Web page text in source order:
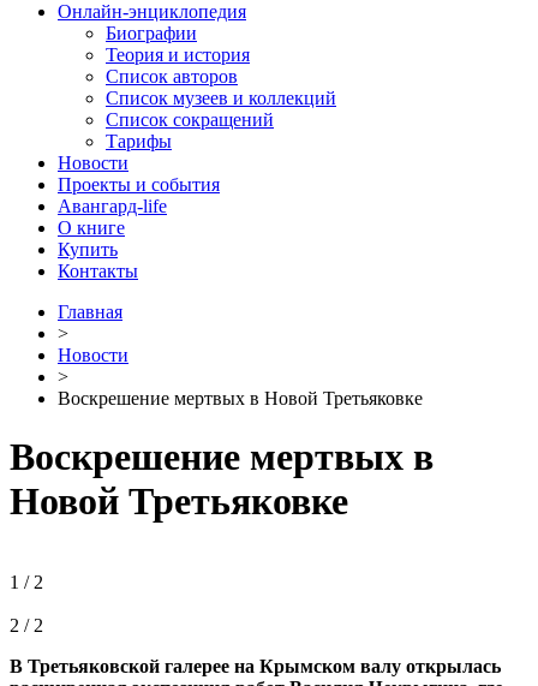
Онлайн-энциклопедия
Биографии
Теория и история
Список авторов
Список музеев и коллекций
Список сокращений
Тарифы
Новости
Проекты и события
Авангард-life
О книге
Купить
Контакты
Главная
>
Новости
>
Воскрешение мертвых в Новой Третьяковке
Воскрешение мертвых в
Новой Третьяковке
1 / 2
2 / 2
В Третьяковской галерее на Крымском валу открылась